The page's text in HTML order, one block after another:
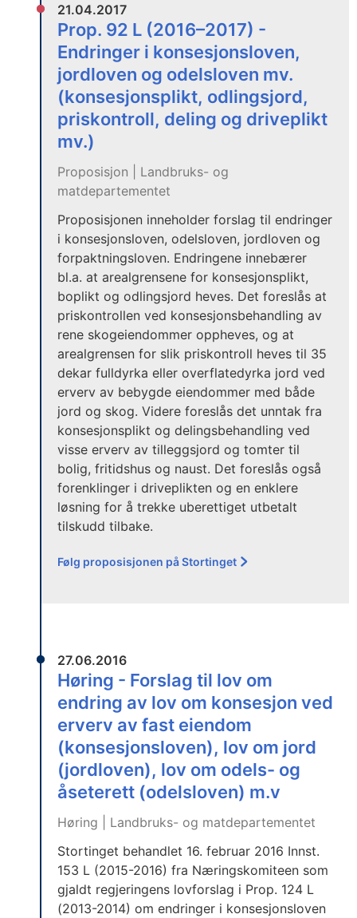
21.04.2017
Prop. 92 L (2016–2017) -
Endringer i konsesjonsloven,
jordloven og odelsloven mv.
(konsesjonsplikt, odlingsjord,
priskontroll, deling og driveplikt
mv.)
Proposisjon | Landbruks- og
matdepartementet
Proposisjonen inneholder forslag til endringer
i konsesjonsloven, odelsloven, jordloven og
forpaktningsloven. Endringene innebærer
bl.a. at arealgrensene for konsesjonsplikt,
boplikt og odlingsjord heves. Det foreslås at
priskontrollen ved konsesjonsbehandling av
rene skogeiendommer oppheves, og at
arealgrensen for slik priskontroll heves til 35
dekar fulldyrka eller overflatedyrka jord ved
erverv av bebygde eiendommer med både
jord og skog. Videre foreslås det unntak fra
konsesjonsplikt og delingsbehandling ved
visse erverv av tilleggsjord og tomter til
bolig, fritidshus og naust. Det foreslås også
forenklinger i driveplikten og en enklere
løsning for å trekke uberettiget utbetalt
tilskudd tilbake.
Følg proposisjonen på Stortinget
27.06.2016
Høring - Forslag til lov om
endring av lov om konsesjon ved
erverv av fast eiendom
(konsesjonsloven), lov om jord
(jordloven), lov om odels- og
åseterett (odelsloven) m.v
Høring | Landbruks- og matdepartementet
Stortinget behandlet 16. februar 2016 Innst.
153 L (2015-2016) fra Næringskomiteen som
gjaldt regjeringens lovforslag i Prop. 124 L
(2013-2014) om endringer i konsesjonsloven